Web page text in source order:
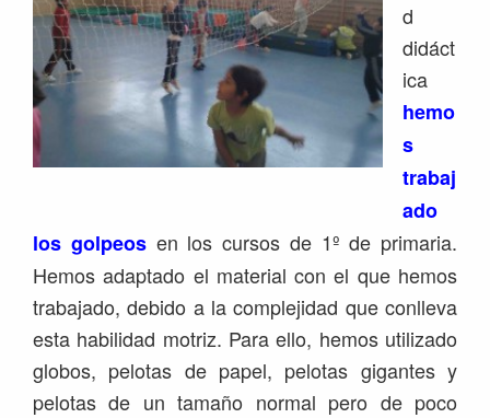
d
didáct
ica
hemo
s
trabaj
ado
los golpeosen los cursos de 1º de primaria.
Hemos adaptado el material con el que hemos
trabajado, debido a la complejidad que conlleva
esta habilidad motriz. Para ello, hemos utilizado
globos, pelotas de papel, pelotas gigantes y
pelotas de un tamaño normal pero de poco